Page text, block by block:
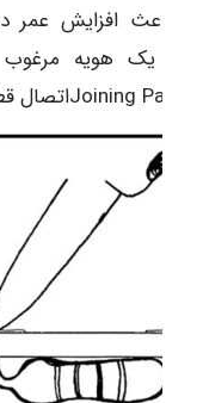
باعث افزایش عمر
ترتیب٬ یک هویه